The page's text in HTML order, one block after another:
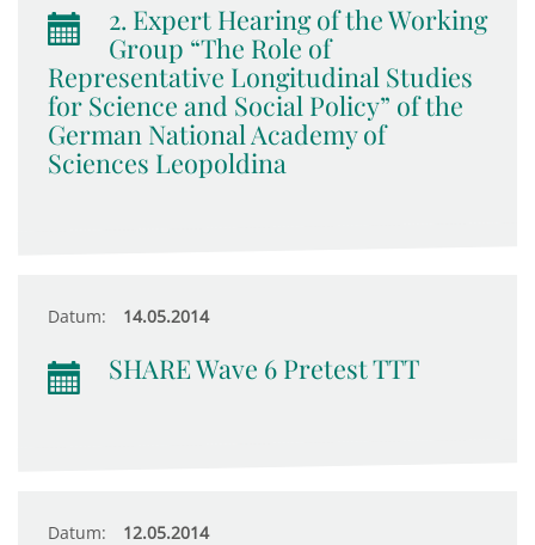
2. Expert Hearing of the Working
Group “The Role of
Representative Longitudinal Studies
for Science and Social Policy” of the
German National Academy of
Sciences Leopoldina
Datum: 14.05.2014
SHARE Wave 6 Pretest TTT
Datum: 12.05.2014